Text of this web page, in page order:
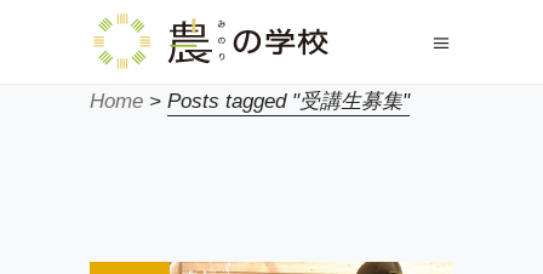
Home > Posts tagged "受講生募集"